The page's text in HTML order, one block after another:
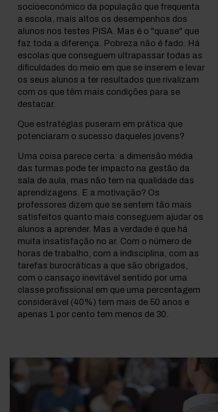
socioeconómico da população que frequenta
a escola, mais altos os desempenhos dos
alunos nos testes PISA. Mas é o "quase" que
faz toda a diferença. Pobreza não é fado. Há
escolas que conseguem ultrapassar todas as
dificuldades do meio em que se inserem e levar
os seus alunos a ter resultados que rivalizam
com os que têm mais condições para se
destacar.
Que estratégias puseram em prática que
potenciaram o sucesso daqueles jovens?
Uma coisa parece certa: a dimensão média
das turmas pode ter impacto na gestão da
sala de aula, mas não tem na qualidade das
aprendizagens. E a motivação? Os
professores dizem que se sentem tão mais
satisfeitos quanto mais conseguem ajudar os
alunos a aprender. Mas a verdade é que há
muita insatisfação no ar. Com o número de
horas de trabalho, com a indisciplina, com as
tarefas burocráticas a que são obrigados,
com o cansaço inevitável sentido por uma
classe profissional em que uma percentagem
considerável (40%) tem mais de 50 anos e
apenas 1 por cento tem menos de 30.